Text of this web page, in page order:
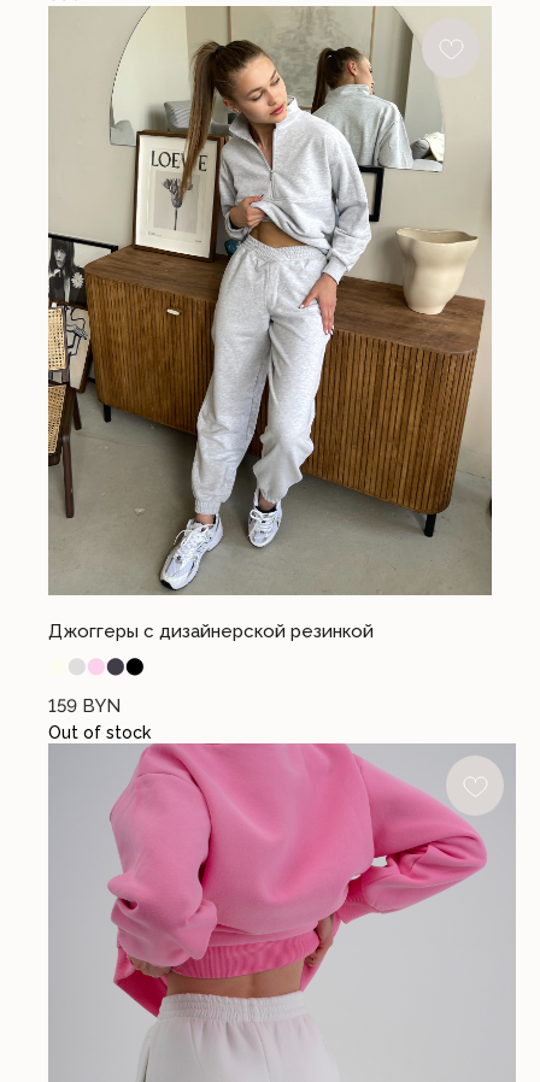
Джоггеры с дизайнерской резинкой
⬤⬤⬤⬤
159 BYN
Out of stock
Если у вас возникли вопросы по размеру, цвету или
оплате, напишите нам и мы с радостью поможем
НУЖНА ПОМОЩЬ С ЗАКАЗОМ?
НАПИСАТЬ В ИНСТАГРАМ
СЛУЖБА ПОДДЕРЖКИ
12:00 - 20:00 без выходных
Общество с ограниченной ответственностью «Имидж Про». 220088, РБ, г.
Минск, ул. Соломенная, 23, комн. 6
Свидетельство о государственной регистрации №191202580 от 27.02.2023.
Выдано Минским городским исполнительным комитетом. УНП 191202580
Почтовый адрес: 220053, г. Минск, Старовиленский тракт 87, офис 205
Книга замечаний и предложений находится по адресу: г. Минск, ул.
Тимирязева 74А (ТРЦ PALAZZO), 2 этаж
Режим работы интернет-магазина: 24/7 круглосуточно
Отдел по работе с клиентами: с 12:00 до 20:00 ежедневно
Регистрация в Торговом реестре №579336 от 22.04.2024 г.
Номера городских телефонов уполномоченных по защите прав потребителей:
+37517-294-63-73, +37517-293-74-56 – администрация Партизанского района г.
+37517-218-00-82 – главное управление торговли и услуг Мингорисполкома.
Если возникли вопросы, свяжитесь
с нами удобным способом
office@cloandmore.com